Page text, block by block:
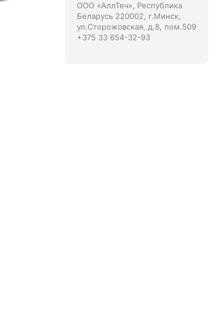
ООО «АллТеч», Республика
Беларусь 220002, г.Минск,
ул.Сторожовская, д.8, пом.509
+375 33 654-32-93